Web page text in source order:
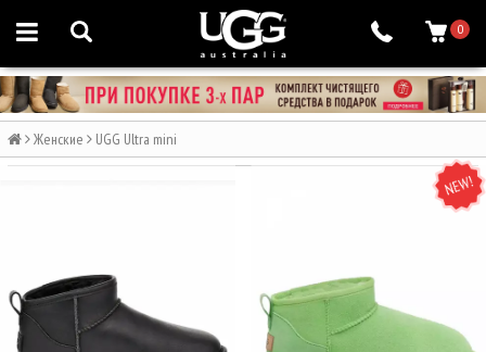
0
Женские UGG Ultra mini
NEW